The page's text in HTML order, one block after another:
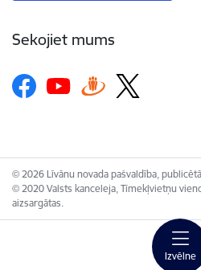
Izvēlne
Sekojiet mums
© 2026 Līvānu novada pašvaldība,
© 2020 Valsts kanceleja, Tīmekļvietņu
aizsargātas.